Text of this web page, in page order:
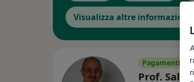
Visualizza altre informazioni
Pagamenti
Prof.